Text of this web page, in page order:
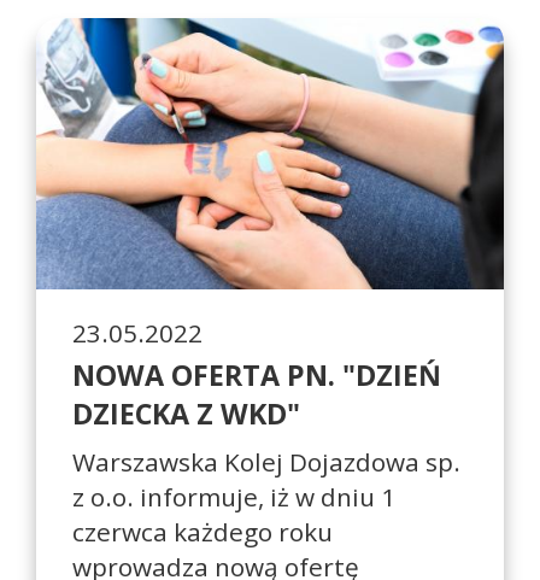
23.05.2022
NOWA OFERTA PN. "DZIEŃ
DZIECKA Z WKD"
Warszawska Kolej Dojazdowa sp.
z o.o. informuje, iż w dniu 1
czerwca każdego roku
wprowadza nową ofertę